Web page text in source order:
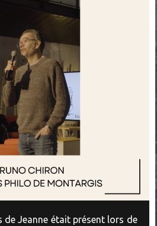
de Jeanne était présent lors de